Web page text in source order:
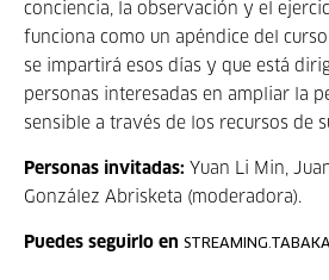
conciencia, la observación y el
funciona como un apéndice del
se impartirá esos días y que está
personas interesadas en ampliar la
sensible a través de los recursos de
Personas invitadas: Yuan Li Min,
González Abrisketa (moderadora).
Puedes seguirlo en